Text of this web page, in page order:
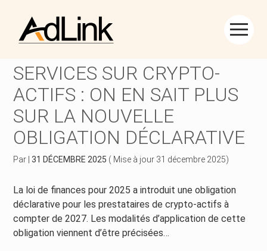
Aller
au
Créer et reprendre une activité
Développer votre entreprise
Construire votre patrimoine
Être prêt pour la facturation électronique
Piloter votre gestion
Gérer vos ressources humaines
Dématérialiser vos documents
SERVICES SUR CRYPTO-
ACTIFS : ON EN SAIT PLUS
SUR LA NOUVELLE
OBLIGATION DÉCLARATIVE
Par |31 DÉCEMBRE 2025 ( Mise à jour 31 décembre 2025)
La loi de finances pour 2025 a introduit une obligation
déclarative pour les prestataires de crypto-actifs à
compter de 2027. Les modalités d’application de cette
obligation viennent d’être précisées…